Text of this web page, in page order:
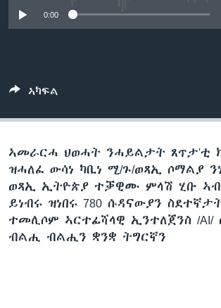
ቂሔ ጽልሚ
ቋንቋታት
0:00
ኣካፍል
ኣመራርሓ ህወሓት ንሓይልታት ጸጥታ'ቲ
ዝሓለፈ ውሳነ ካቢነ ሚ/ጉ/ወጻኢ ሶማልያ
ወጻኢ ኢትዮጵያ ተቓዊሙ ምላሽ ሂቡ
ይነብሩ ዝነበሩ 780 ሱዳናውያን
ተመሊሶም ኣርተፊሻላዊ ኢንተለጀንስ /AI/
ብልሒ ብልሒን ቋንቋ ትግርኛን